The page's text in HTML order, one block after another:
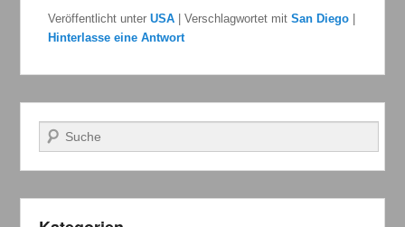
Veröffentlicht unter USA |Verschlagwortet mit San Diego |
Hinterlasse eine Antwort
Suchen